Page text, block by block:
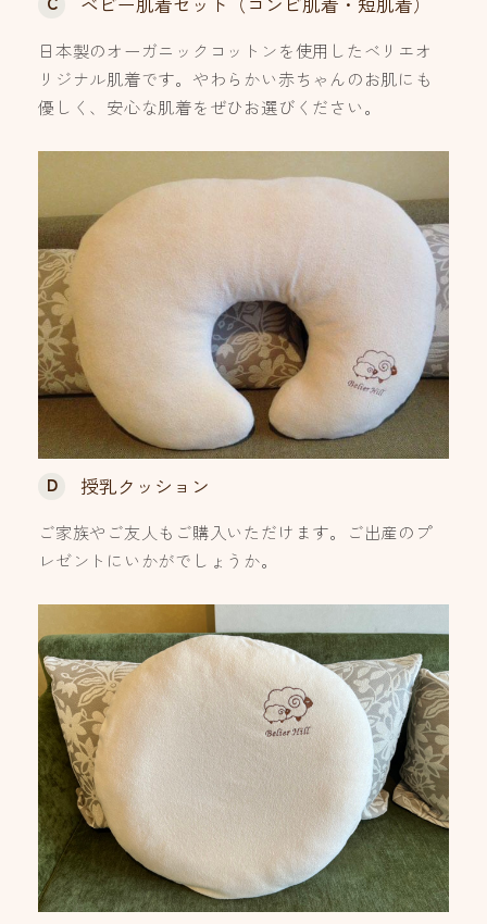
日本製のオーガニックコットンを使用したベリエオ
リジナル肌着です。やわらかい赤ちゃんのお肌にも
優しく、安心な肌着をぜひお選びください。
D 授乳クッション
ご家族やご友人もご購入いただけます。ご出産のプ
レゼントにいかがでしょうか。